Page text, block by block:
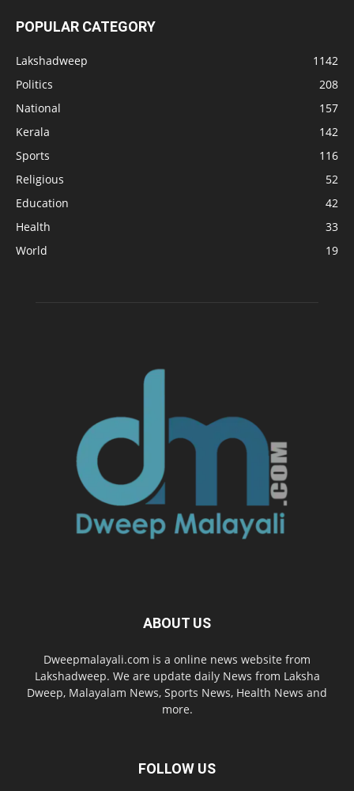
POPULAR CATEGORY
Lakshadweep
1142
Politics
208
National
157
Kerala
142
Sports
116
Religious
52
Education
42
Health
33
World
19
ABOUT US
Dweepmalayali.com is a online news website from
Lakshadweep. We are update daily News from Laksha
Dweep, Malayalam News, Sports News, Health News and
more.
FOLLOW US